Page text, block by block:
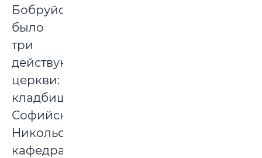
Бобруйске
было
три
действующих
церкви:
кладбищенская
Софийская,
Никольский
кафедральный